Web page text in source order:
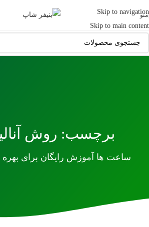
Skip to navigation
Skip to main content
منو
برچسب: روش
ساعت ها آموزش رایگان برای